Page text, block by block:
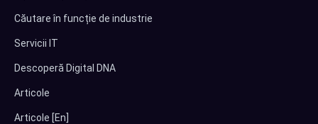
Căutare în funcție de industrie
Servicii IT
Descoperă Digital DNA
Articole
Articole [En]